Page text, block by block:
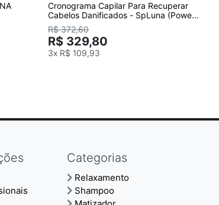
Cronograma Capilar Para Recuperar
Cabelos Danificados - SpLuna (Power,
Intensive, Duo)
R$ 372,60
R$ 329,80
3x R$ 109,93
Categorias
Relaxamento
Shampoo